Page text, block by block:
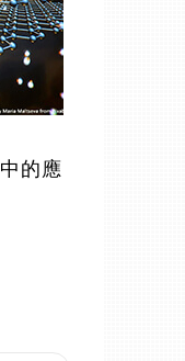
的應